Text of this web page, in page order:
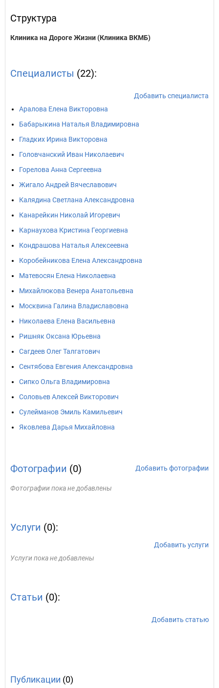
Структура
Клиника на Дороге Жизни (Клиника ВКМБ)
Специалисты (22):
Добавить специалиста
Аралова Елена Викторовна
Бабарыкина Наталья Владимировна
Гладких Ирина Викторовна
Головчанский Иван Николаевич
Горелова Анна Сергеевна
Жигало Андрей Вячеславович
Калядина Светлана Александровна
Канарейкин Николай Игоревич
Карнаухова Кристина Георгиевна
Кондрашова Наталья Алексеевна
Коробейникова Елена Александровна
Матевосян Елена Николаевна
Михайлюкова Венера Анатольевна
Москвина Галина Владиславовна
Николаева Елена Васильевна
Ришняк Оксана Юрьевна
Сагдеев Олег Талгатович
Сентябова Евгения Александровна
Сипко Ольга Владимировна
Соловьев Алексей Викторович
Сулейманов Эмиль Камильевич
Яковлева Дарья Михайловна
Фотографии (0) Добавить фотографии
Фотографии пока не добавлены
Услуги (0):
Добавить услуги
Услуги пока не добавлены
Статьи (0):
Добавить статью
Публикации (0)